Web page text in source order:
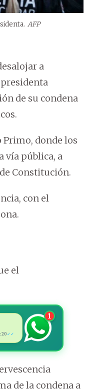
AFP
a
de su condena
Primo, donde los
vía pública, a
Constitución.
con el
el
✓✓
1
de la condena a